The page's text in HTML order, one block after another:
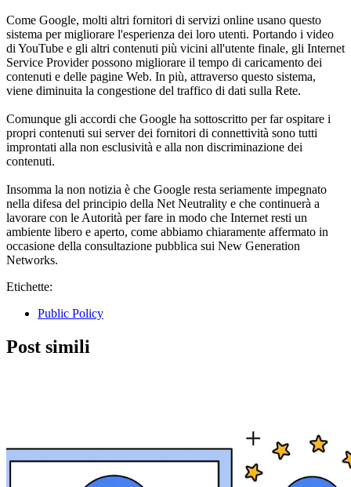
Come Google, molti altri fornitori di servizi online usano questo
sistema per migliorare l'esperienza dei loro utenti. Portando i video
di YouTube e gli altri contenuti più vicini all'utente finale, gli Internet
Service Provider possono migliorare il tempo di caricamento dei
contenuti e delle pagine Web. In più, attraverso questo sistema,
viene diminuita la congestione del traffico di dati sulla Rete.
Comunque gli accordi che Google ha sottoscritto per far ospitare i
propri contenuti sui server dei fornitori di connettività sono tutti
improntati alla non esclusività e alla non discriminazione dei
contenuti.
Insomma la non notizia è che Google resta seriamente impegnato
nella difesa del principio della Net Neutrality e che continuerà a
lavorare con le Autorità per fare in modo che Internet resti un
ambiente libero e aperto, come abbiamo chiaramente affermato in
occasione della consultazione pubblica sui New Generation
Networks.
Etichette:
Public Policy
Post simili